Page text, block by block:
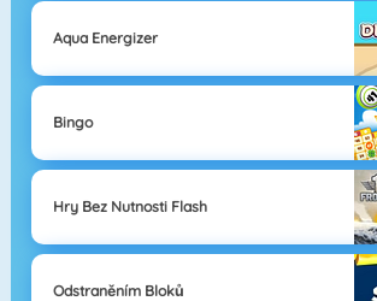
Aqua Energizer
Bingo
Hry Bez Nutnosti Flash
Odstraněním Bloků